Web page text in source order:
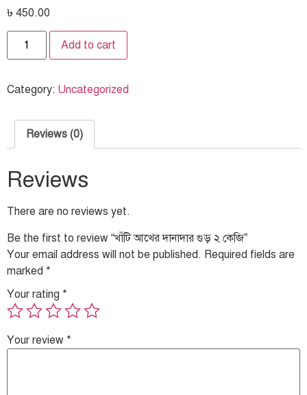
৳ 450.00
Add to cart
Category: Uncategorized
Reviews (0)
Reviews
There are no reviews yet.
Be the first to review “খাঁটি আখের দানাদার গুড় ২ কেজি”
Your email address will not be published. Required fields are
marked *
Your rating *
Your review *